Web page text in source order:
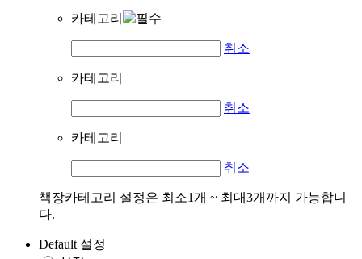
카테고리
취소
카테고리
취소
카테고리
취소
책장카테고리 설정은 최소1개 ~ 최대3개까지 가능합니
다.
Default 설정